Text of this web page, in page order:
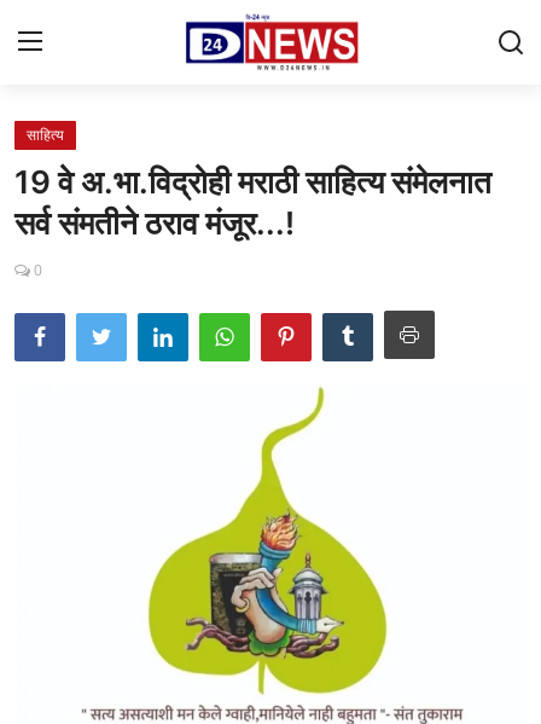
Gallery
Contact
राष्ट्रीय
महाराष्ट्र
शहर
साहित्य
19 वे अ.भा.विद्रोही मराठी साहित्य संमेलनात
सर्व संमतीने ठराव मंजूर...!
0